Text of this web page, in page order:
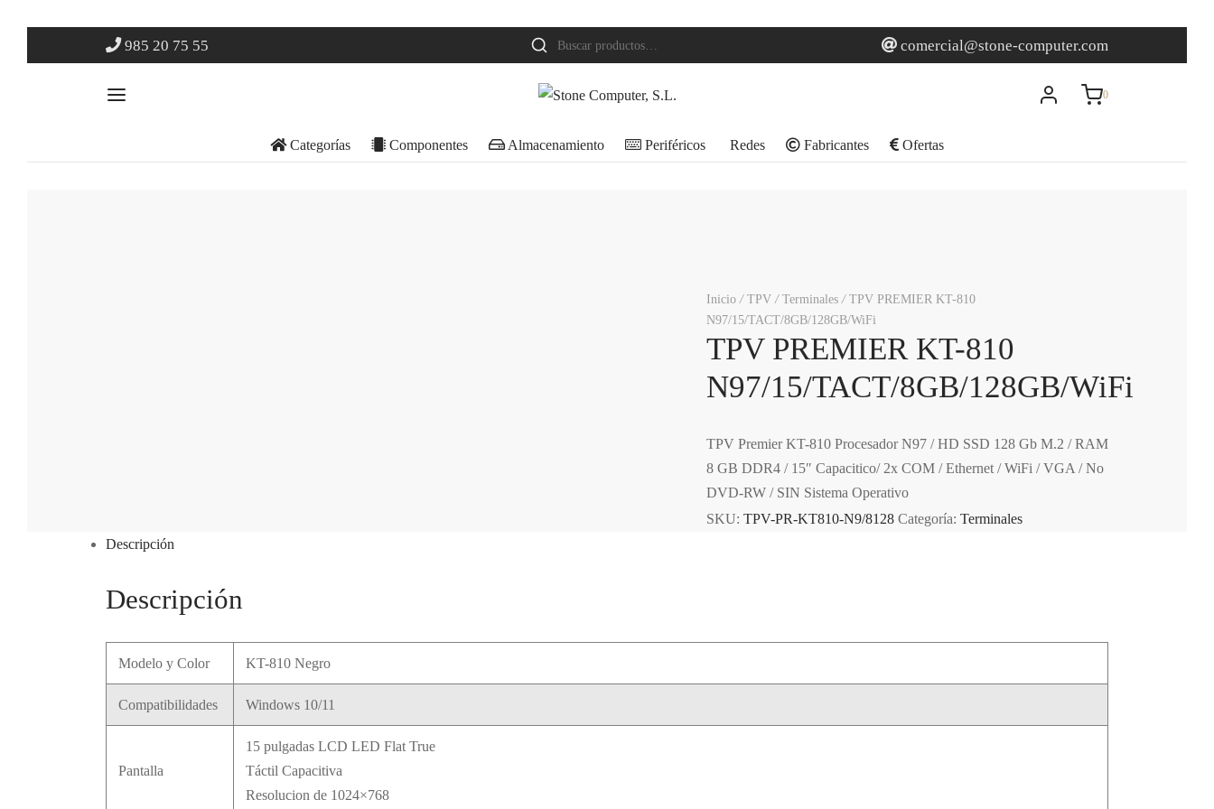
985 20 75 55 comercial@stone-computer.com
0
Categorías Componentes Almacenamiento Periféricos Redes Fabricantes Ofertas
Inicio / TPV / Terminales /TPV PREMIER KT-810
N97/15/TACT/8GB/128GB/WiFi
TPV PREMIER KT-810
N97/15/TACT/8GB/128GB/WiFi
TPV Premier KT-810 Procesador N97 / HD SSD 128 Gb M.2 / RAM
8 GB DDR4 / 15″ Capacitico/ 2x COM / Ethernet / WiFi / VGA / No
DVD-RW / SIN Sistema Operativo
SKU: TPV-PR-KT810-N9/8128 Categoría: Terminales
Descripción
Descripción
Modelo y Color KT-810 Negro
Compatibilidades Windows 10/11
Pantalla
15 pulgadas LCD LED Flat True
Táctil Capacitiva
Resolucion de 1024×768
Carrito0
No hay productos en el carrito.